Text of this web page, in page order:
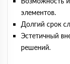
элементов.
Долгий срок
Эстетичный
решений.